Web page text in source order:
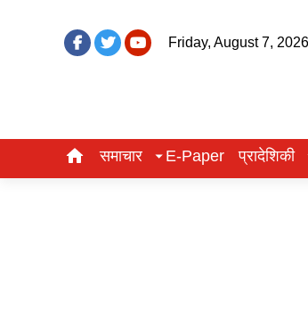
Friday, August 7, 2026
समाचार E-Paper प्रादेशिकी